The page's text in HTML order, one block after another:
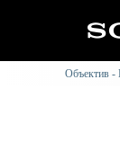
Объектив -